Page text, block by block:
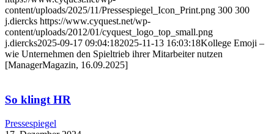
content/uploads/2025/11/Pressespiegel_Icon_Print.png 300 300
j.diercks https://www.cyquest.net/wp-
content/uploads/2012/01/cyquest_logo_top_small.png
j.diercks2025-09-17 09:04:182025-11-13 16:03:18Kollege Emoji –
wie Unternehmen den Spieltrieb ihrer Mitarbeiter nutzen
[ManagerMagazin, 16.09.2025]
So klingt HR
Pressespiegel